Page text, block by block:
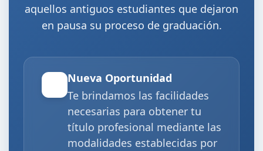
aquellos antiguos estudiantes que dejaron
en pausa su proceso de graduación.
Nueva Oportunidad
Te brindamos las facilidades
necesarias para obtener tu
título profesional mediante las
modalidades establecidas por